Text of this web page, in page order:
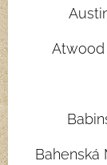
Atwood
Bahenská